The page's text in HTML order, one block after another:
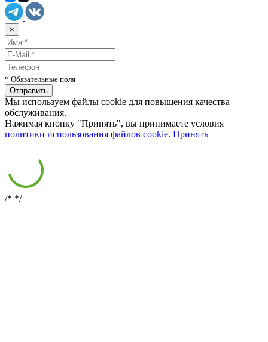
×
* Обязательные поля
Мы используем файлы cookie для повышения качества
обслуживания.
Нажимая кнопку "Принять", вы принимаете условия
политики использования файлов cookie. Принять
/* */